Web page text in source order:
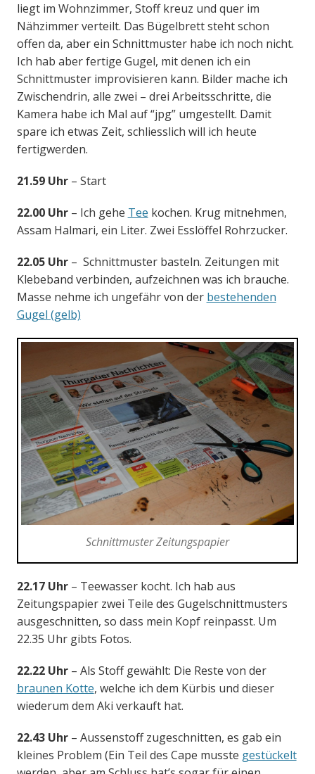
liegt im Wohnzimmer, Stoff kreuz und quer im
Nähzimmer verteilt. Das Bügelbrett steht schon
offen da, aber ein Schnittmuster habe ich noch nicht.
Ich hab aber fertige Gugel, mit denen ich ein
Schnittmuster improvisieren kann. Bilder mache ich
Zwischendrin, alle zwei – drei Arbeitsschritte, die
Kamera habe ich Mal auf “jpg” umgestellt. Damit
spare ich etwas Zeit, schliesslich will ich heute
fertigwerden.
21.59 Uhr– Start
22.00 Uhr– Ich gehe Tee kochen. Krug mitnehmen,
Assam Halmari, ein Liter. Zwei Esslöffel Rohrzucker.
22.05 Uhr– Schnittmuster basteln. Zeitungen mit
Klebeband verbinden, aufzeichnen was ich brauche.
Masse nehme ich ungefähr von der bestehenden
Gugel (gelb)
Schnittmuster Zeitungspapier
22.17 Uhr– Teewasser kocht. Ich hab aus
Zeitungspapier zwei Teile des Gugelschnittmusters
ausgeschnitten, so dass mein Kopf reinpasst. Um
22.35 Uhr gibts Fotos.
22.22 Uhr– Als Stoff gewählt: Die Reste von der
braunen Kotte, welche ich dem Kürbis und dieser
wiederum dem Aki verkauft hat.
22.43 Uhr– Aussenstoff zugeschnitten, es gab ein
kleines Problem (Ein Teil des Cape musste gestückelt